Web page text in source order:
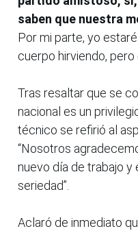
saben que nuestra
Por mi parte, yo
cuerpo hirviendo, pero
Tras resaltar que se
nacional es un
técnico se refirió al
“Nosotros
nuevo día de trabajo
seriedad”.
Aclaró de inmediato